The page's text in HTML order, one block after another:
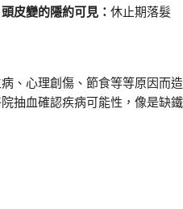
頭皮變的隱約可見： 休止期落髮
、心理創傷、節食等等原因而
抽血確認疾病可能性，像是缺